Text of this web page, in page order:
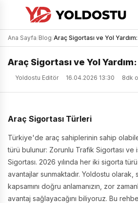
Ana Sayfa/Blog/Araç Sigortası ve Yol
Araç Sigortası ve Yol
Yoldostu Editör 16.04.2026 13:30 8dk
Araç Sigortası Türleri
Türkiye'de araç sahiplerinin sahip
türü bulunur: Zorunlu Trafik Sigortası ve
Sigortası. 2026 yılında her iki sigorta
avantajlar sunmaktadır. Yoldostu
kapsamını doğru anlamanızın, zor
avantaj sağlayacağını biliyoruz. Bu